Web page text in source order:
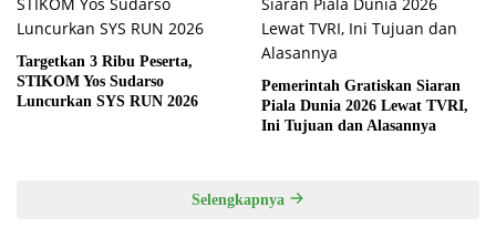
Targetkan 3 Ribu Peserta,
STIKOM Yos Sudarso
Luncurkan SYS RUN 2026
Pemerintah Gratiskan Siaran
Piala Dunia 2026 Lewat TVRI,
Ini Tujuan dan Alasannya
Selengkapnya